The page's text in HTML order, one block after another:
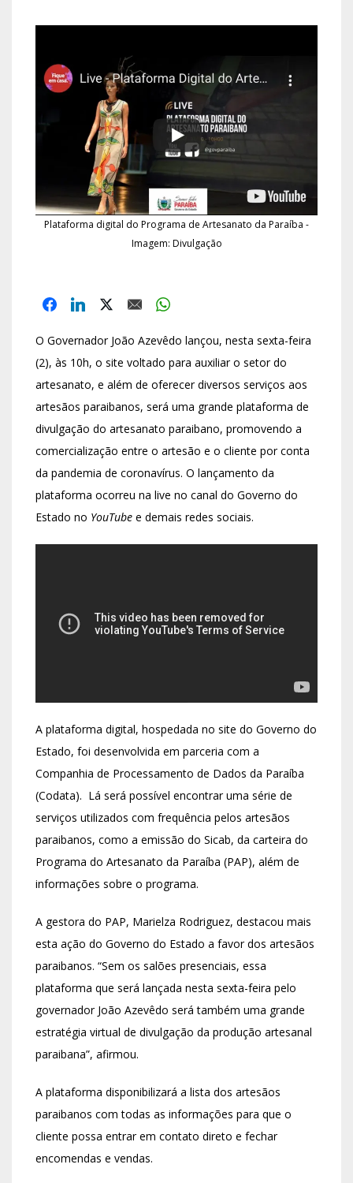
Plataforma digital do Programa de Artesanato da Paraíba -
Imagem: Divulgação
O Governador João Azevêdo lançou, nesta sexta-feira
(2), às 10h, o site voltado para auxiliar o setor do
artesanato, e além de oferecer diversos serviços aos
artesãos paraibanos, será uma grande plataforma de
divulgação do artesanato paraibano, promovendo a
comercialização entre o artesão e o cliente por conta
da pandemia de coronavírus. O lançamento da
plataforma ocorreu na live no canal do Governo do
Estado no YouTube e demais redes sociais.
A plataforma digital, hospedada no site do Governo do
Estado, foi desenvolvida em parceria com a
Companhia de Processamento de Dados da Paraíba
(Codata). Lá será possível encontrar uma série de
serviços utilizados com frequência pelos artesãos
paraibanos, como a emissão do Sicab, da carteira do
Programa do Artesanato da Paraíba (PAP), além de
informações sobre o programa.
A gestora do PAP, Marielza Rodriguez, destacou mais
esta ação do Governo do Estado a favor dos artesãos
paraibanos. “Sem os salões presenciais, essa
plataforma que será lançada nesta sexta-feira pelo
governador João Azevêdo será também uma grande
estratégia virtual de divulgação da produção artesanal
paraibana”, afirmou.
A plataforma disponibilizará a lista dos artesãos
paraibanos com todas as informações para que o
cliente possa entrar em contato direto e fechar
encomendas e vendas.